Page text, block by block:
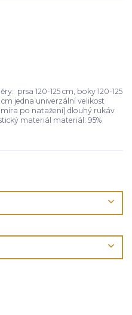
prsa 120-125 cm, boky 120-125
jedna univerzální velikost
po natažení) dlouhý rukáv
materiál materiál: 95%